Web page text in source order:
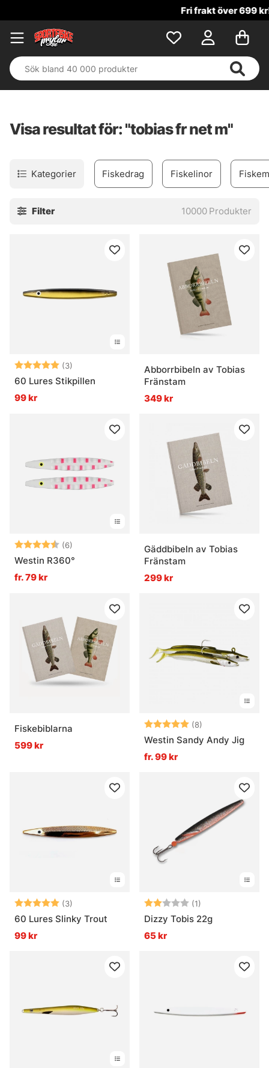
Fri frakt över 699 kr!
Visa resultat för: "tobias fr net m"
Kategorier Fiskedrag Fiskelinor
Filter 10000 Produkter
Betyg: (3)
5.0 utav 5 stjärnor
60 Lures Stikpillen
99 kr
Abborrbibeln av Tobias
Fränstam
349 kr
Betyg: (6)
4.7 utav 5 stjärnor
Westin R360°
fr. 79 kr
Gäddbibeln av Tobias
Fränstam
299 kr
Fiskebiblarna
599 kr
Betyg: (8)
Westin Sandy Andy Jig
fr. 99 kr
Betyg: (3)
5.0 utav 5 stjärnor
60 Lures Slinky Trout
99 kr
Betyg: (1)
Dizzy Tobis 22g
65 kr